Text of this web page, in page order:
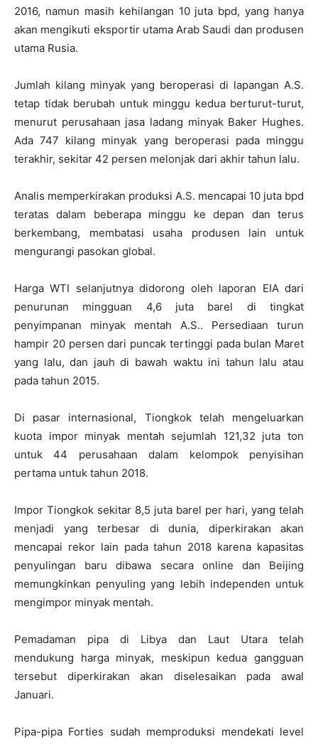
2016, namun masih kehilangan 10 juta bpd, yang hanya
akan mengikuti eksportir utama Arab Saudi dan produsen
utama Rusia.
Jumlah kilang minyak yang beroperasi di lapangan A.S.
tetap tidak berubah untuk minggu kedua berturut-turut,
menurut perusahaan jasa ladang minyak Baker Hughes.
Ada 747 kilang minyak yang beroperasi pada minggu
terakhir, sekitar 42 persen melonjak dari akhir tahun lalu.
Analis memperkirakan produksi A.S. mencapai 10 juta bpd
teratas dalam beberapa minggu ke depan dan terus
berkembang, membatasi usaha produsen lain untuk
mengurangi pasokan global.
Harga WTI selanjutnya didorong oleh laporan EIA dari
penurunan mingguan 4,6 juta barel di tingkat
penyimpanan minyak mentah A.S.. Persediaan turun
hampir 20 persen dari puncak tertinggi pada bulan Maret
yang lalu, dan jauh di bawah waktu ini tahun lalu atau
pada tahun 2015.
Di pasar internasional, Tiongkok telah mengeluarkan
kuota impor minyak mentah sejumlah 121,32 juta ton
untuk 44 perusahaan dalam kelompok penyisihan
pertama untuk tahun 2018.
Impor Tiongkok sekitar 8,5 juta barel per hari, yang telah
menjadi yang terbesar di dunia, diperkirakan akan
mencapai rekor lain pada tahun 2018 karena kapasitas
penyulingan baru dibawa secara online dan Beijing
memungkinkan penyuling yang lebih independen untuk
mengimpor minyak mentah.
Pemadaman pipa di Libya dan Laut Utara telah
mendukung harga minyak, meskipun kedua gangguan
tersebut diperkirakan akan diselesaikan pada awal
Januari.
Pipa-pipa Forties sudah memproduksi mendekati level